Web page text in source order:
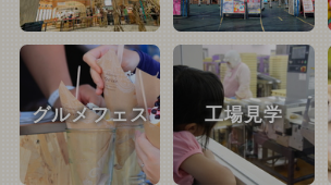
グルメフェス 工場見学